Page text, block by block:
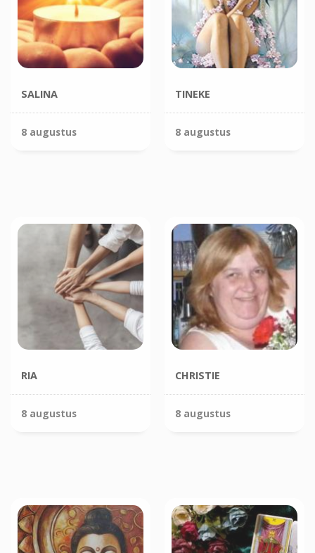
SALINA
8 augustus
TINEKE
8 augustus
RIA
8 augustus
CHRISTIE
8 augustus